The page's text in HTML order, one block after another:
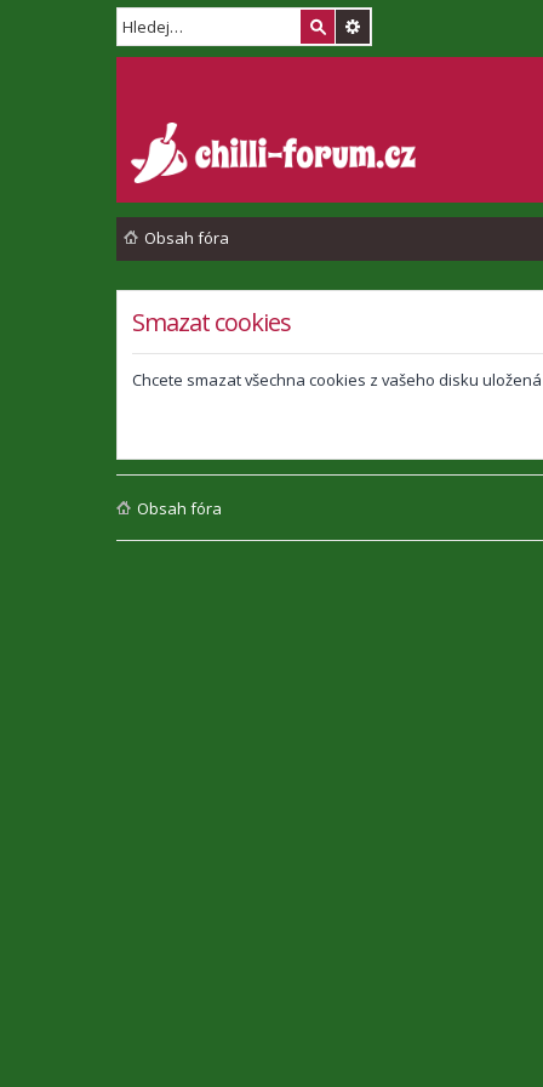
Obsah fóra
Smazat cookies
Chcete smazat všechna cookies z vašeho disku
Obsah fóra